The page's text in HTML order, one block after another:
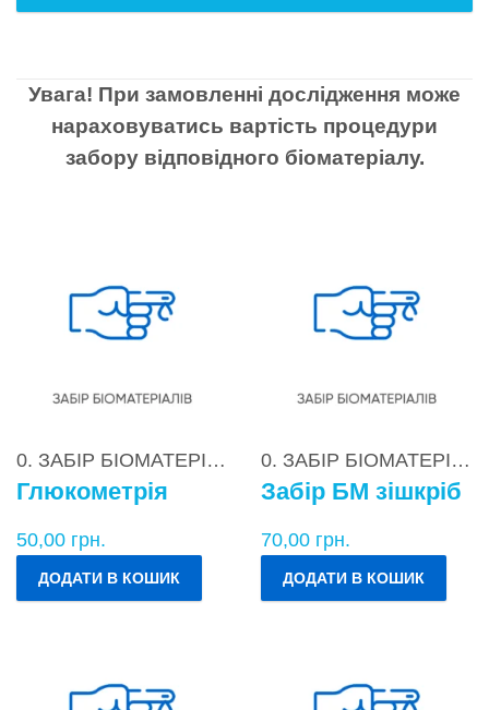
Увага! При замовленні дослідження може
нараховуватись вартість процедури
забору відповідного біоматеріалу.
0. ЗАБІР БІОМАТЕРІАЛІВ
Глюкометрія
50,00 грн.
ДОДАТИ В КОШИК
0. ЗАБІР БІОМАТЕРІАЛІВ
Забір БМ зішкріб
70,00 грн.
ДОДАТИ В КОШИК